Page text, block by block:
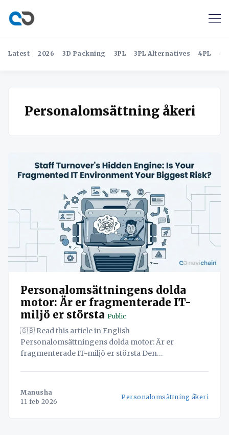
Latest 2026 3D Packning 3PL 3PL Alternatives 4PL
Personalomsättning åkeri
Personalomsättningens dolda
motor: Är er fragmenterade IT-
miljö er största Public
🇬🇧 Read this article in English
Personalomsättningens dolda motor: Är er
fragmenterade IT-miljö er största Den
kvalificerade chaufförer. Enligt data från
Manusha
11 feb 2026
Personalomsättning åkeri